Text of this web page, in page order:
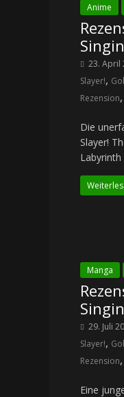
Anime
23. April
Slayer!,
Rezension,
Die
Slayer!
Labyrinth
Manga
29. Juli
Slayer!,
Rezension,
Eine